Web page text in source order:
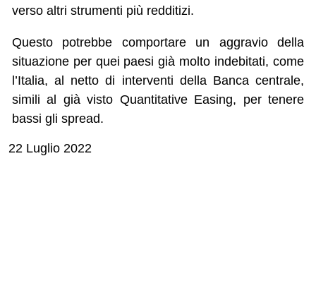
verso altri strumenti più redditizi.
Questo potrebbe comportare un aggravio della
situazione per quei paesi già molto indebitati, come
l’Italia, al netto di interventi della Banca centrale,
simili al già visto Quantitative Easing, per tenere
bassi gli spread.
22 Luglio 2022